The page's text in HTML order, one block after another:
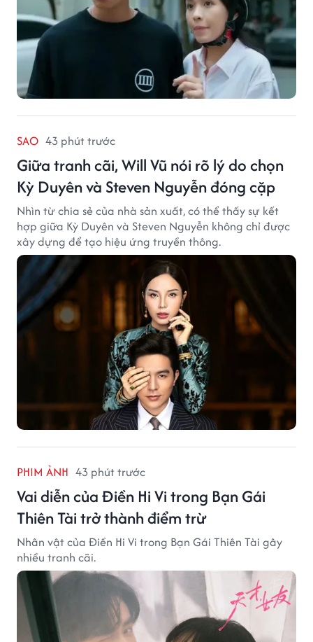
SAO 43 phút trước
Giữa tranh cãi, Will Vũ nói rõ lý do chọn
Kỳ Duyên và Steven Nguyễn đóng cặp
Nhìn từ chia sẻ của nhà sản xuất, có thể thấy sự kết
hợp giữa Kỳ Duyên và Steven Nguyễn không chỉ được
xây dựng để tạo hiệu ứng truyền thông.
PHIM ẢNH 43 phút trước
Vai diễn của Điền Hi Vi trong Bạn Gái
Thiên Tài trở thành điểm trừ
Nhân vật của Điền Hi Vi trong Bạn Gái Thiên Tài gây
nhiều tranh cãi.